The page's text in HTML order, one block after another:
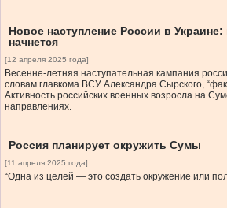
Новое наступление России в Украине:
начнется
[12 апреля 2025 года]
Весенне-летняя наступательная кампания
словам главкома ВСУ Александра Сырского,
Активность российских военных возросла на
направлениях.
Россия планирует окружить Сумы
[11 апреля 2025 года]
“Одна из целей — это создать окружение или